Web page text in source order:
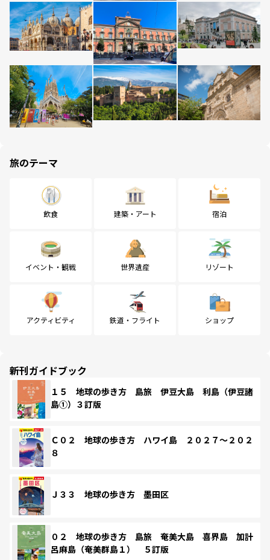
旅のテーマ
飲食 建築・アート 宿泊
イベント・観戦 世界遺産 リゾート
アクティビティ 鉄道・フライト ショップ
新刊ガイドブック
１５ 地球の歩き方 島旅 伊豆大島 利島（伊豆諸
島①）３訂版
Ｃ０２ 地球の歩き方 ハワイ島 ２０２７～２０２
８
Ｊ３３ 地球の歩き方 墨田区
０２ 地球の歩き方 島旅 奄美大島 喜界島 加計
呂麻島（奄美群島１） ５訂版